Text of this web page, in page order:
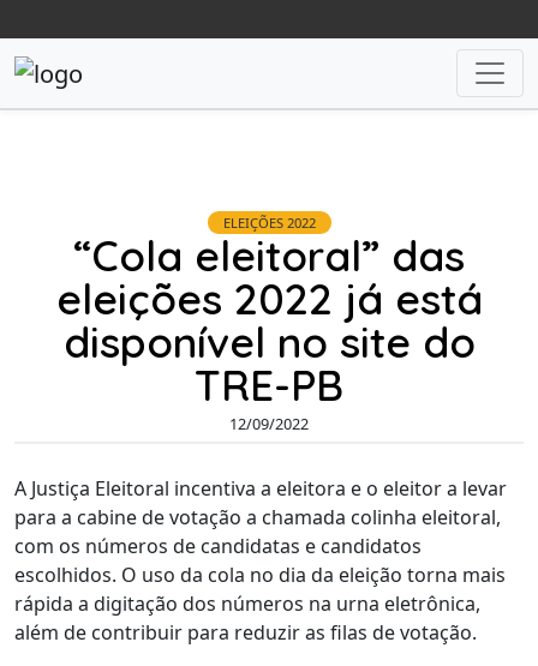
ELEIÇÕES 2022
“Cola eleitoral” das
eleições 2022 já está
disponível no site do
TRE-PB
12/09/2022
A Justiça Eleitoral incentiva a eleitora e o eleitor a levar
para a cabine de votação a chamada colinha eleitoral,
com os números de candidatas e candidatos
escolhidos. O uso da cola no dia da eleição torna mais
rápida a digitação dos números na urna eletrônica,
além de contribuir para reduzir as filas de votação.